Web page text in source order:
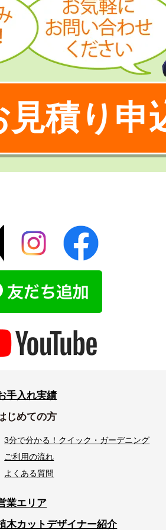
見積り申
手入れ実績
じめての方
3分で分かる！クイック・ガーデニング
ご利用の流れ
よくある質問
業エリア
木カットデザイナー紹介